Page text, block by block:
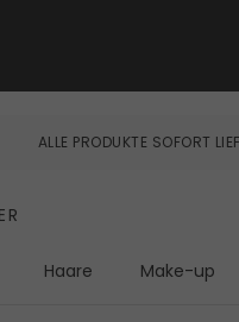
ALLE PRODUKTE SOFORT
Haare Make-up